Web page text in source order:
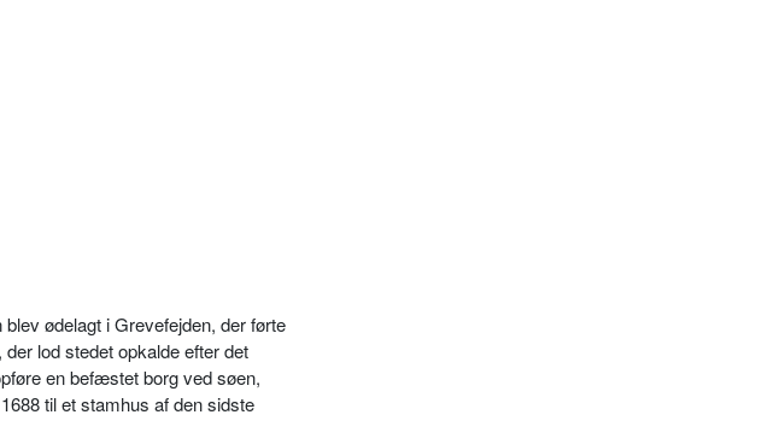
ødelagt i Grevefejden, der førte
lod stedet opkalde efter det
en befæstet borg ved søen,
til et stamhus af den sidste